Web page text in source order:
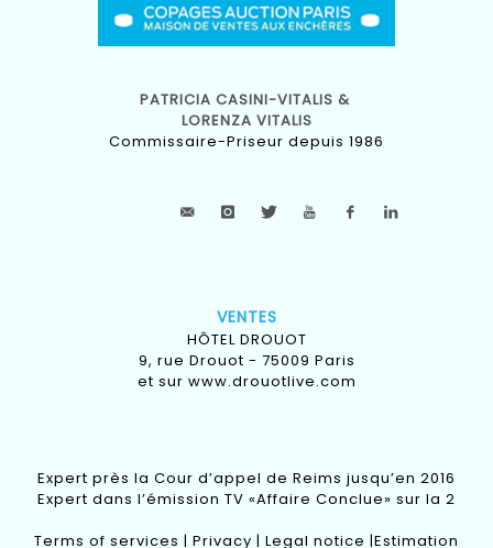
PATRICIA CASINI-VITALIS &
LORENZA VITALIS
Commissaire-Priseur depuis 1986
VENTES
HÔTEL DROUOT
9, rue Drouot - 75009 Paris
et sur www.drouotlive.com
Expert près la Cour d’appel de Reims jusqu’en 2016
Expert dans l’émission TV «Affaire Conclue» sur la 2
Terms of services | Privacy | Legal notice |Estimation